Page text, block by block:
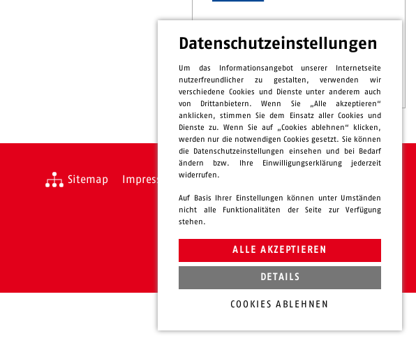
Sitemap Impressum Datenschutz
Datenschutzeinstellungen
Um das Informationsangebot unserer Internetseite
nutzerfreundlicher zu gestalten, verwenden wir
verschiedene Cookies und Dienste unter anderem auch
von Drittanbietern. Wenn Sie „Alle akzeptieren“
anklicken, stimmen Sie dem Einsatz aller Cookies und
Dienste zu. Wenn Sie auf „Cookies ablehnen“ klicken,
werden nur die notwendigen Cookies gesetzt. Sie können
die Datenschutzeinstellungen einsehen und bei Bedarf
ändern bzw. Ihre Einwilligungserklärung jederzeit
widerrufen.
Auf Basis Ihrer Einstellungen können unter Umständen
nicht alle Funktionalitäten der Seite zur Verfügung
stehen.
ALLE AKZEPTIEREN
DETAILS
COOKIES ABLEHNEN